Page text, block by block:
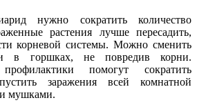
нужно сократить количество
растения лучше пересадить,
корневой системы. Можно сменить
в горшках, не повредив корни.
помогут сократить
заражения всей комнатной
мушками.